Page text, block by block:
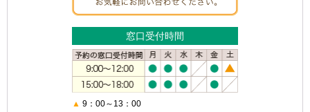
窓口受付時間
▲ 9：00～13：00